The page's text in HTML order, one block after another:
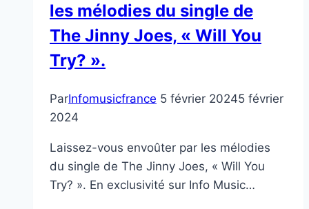
avec
« 2U ».
les mélodies du single de
The Jinny Joes, « Will You
Try? ».
ParInfomusicfrance 5 février 20245 février
2024
Laissez-vous envoûter par les mélodies
du single de The Jinny Joes, « Will You
Try? ». En exclusivité sur Info Music…